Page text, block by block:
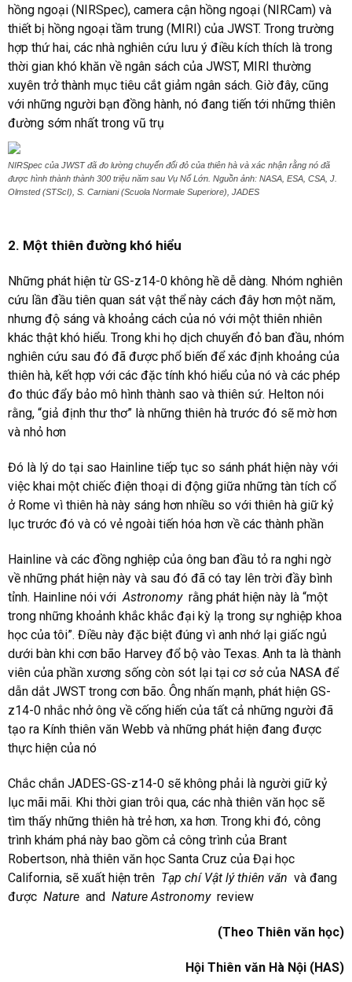
hồng ngoại (NIRSpec), camera cận hồng ngoại (NIRCam) và
thiết bị hồng ngoại tầm trung (MIRI) của JWST. Trong trường
hợp thứ hai, các nhà nghiên cứu lưu ý điều kích thích là trong
thời gian khó khăn về ngân sách của JWST, MIRI thường
xuyên trở thành mục tiêu cắt giảm ngân sách. Giờ đây, cũng
với những người bạn đồng hành, nó đang tiến tới những thiên
đường sớm nhất trong vũ trụ
NIRSpec của JWST đã đo lường chuyển đổi đỏ của thiên hà và xác nhận rằng nó đã
được hình thành thành 300 triệu năm sau Vụ Nổ Lớn. Nguồn ảnh: NASA, ESA, CSA, J.
Olmsted (STScI), S. Carniani (Scuola Normale Superiore), JADES
2. Một thiên đường khó hiểu
Những phát hiện từ GS-z14-0 không hề dễ dàng. Nhóm nghiên
cứu lần đầu tiên quan sát vật thể này cách đây hơn một năm,
nhưng độ sáng và khoảng cách của nó với một thiên nhiên
khác thật khó hiểu. Trong khi họ dịch chuyển đỏ ban đầu, nhóm
nghiên cứu sau đó đã được phổ biến để xác định khoảng của
thiên hà, kết hợp với các đặc tính khó hiểu của nó và các phép
đo thúc đẩy bảo mô hình thành sao và thiên sứ. Helton nói
rằng, “giả định thư thơ” là những thiên hà trước đó sẽ mờ hơn
và nhỏ hơn
Đó là lý do tại sao Hainline tiếp tục so sánh phát hiện này với
việc khai một chiếc điện thoại di động giữa những tàn tích cổ
ở Rome vì thiên hà này sáng hơn nhiều so với thiên hà giữ kỷ
lục trước đó và có vẻ ngoài tiến hóa hơn về các thành phần
Hainline và các đồng nghiệp của ông ban đầu tỏ ra nghi ngờ
về những phát hiện này và sau đó đã có tay lên trời đầy bình
tỉnh. Hainline nói vớiAstronomyrằng phát hiện này là “một
trong những khoảnh khắc khắc đại kỳ lạ trong sự nghiệp khoa
học của tôi”. Điều này đặc biệt đúng vì anh nhớ lại giấc ngủ
dưới bàn khi cơn bão Harvey đổ bộ vào Texas. Anh ta là thành
viên của phần xương sống còn sót lại tại cơ sở của NASA để
dẫn dắt JWST trong cơn bão. Ông nhấn mạnh, phát hiện GS-
z14-0 nhắc nhở ông về cống hiến của tất cả những người đã
tạo ra Kính thiên văn Webb và những phát hiện đang được
thực hiện của nó
Chắc chắn JADES-GS-z14-0 sẽ không phải là người giữ kỷ
lục mãi mãi. Khi thời gian trôi qua, các nhà thiên văn học sẽ
tìm thấy những thiên hà trẻ hơn, xa hơn. Trong khi đó, công
trình khám phá này bao gồm cả công trình của Brant
Robertson, nhà thiên văn học Santa Cruz của Đại học
California, sẽ xuất hiện trên Tạp chí Vật lý thiên văn và đang
được Nature and Nature Astronomyreview
(Theo Thiên văn học)
Hội Thiên văn Hà Nội (HAS)